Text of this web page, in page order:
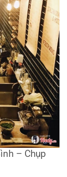
– Chụp